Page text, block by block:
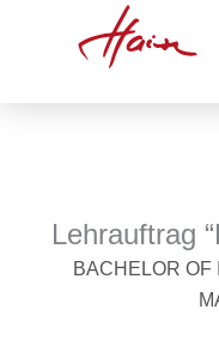
Lehrauftrag
BACHELOR OF